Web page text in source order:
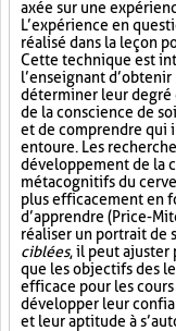
axée sur une
L’expérience en
réalisé dans la leçon
Cette technique est
l’enseignant
déterminer leur degré
de la conscience de
et de comprendre qui
entoure. Les
développement de la
métacognitifs du
plus efficacement en
d’apprendre (Price-
réaliser un portrait de
ciblées, il peut ajuster
que les objectifs des
efficace pour les
développer leur
et leur aptitude à